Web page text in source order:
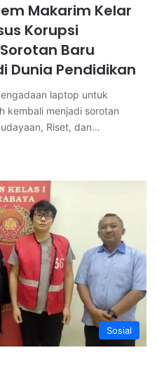
Makarim Kelar
Korupsi
Baru
Dunia Pendidikan
laptop untuk
kembali menjadi sorotan
Riset, dan…
Sosial